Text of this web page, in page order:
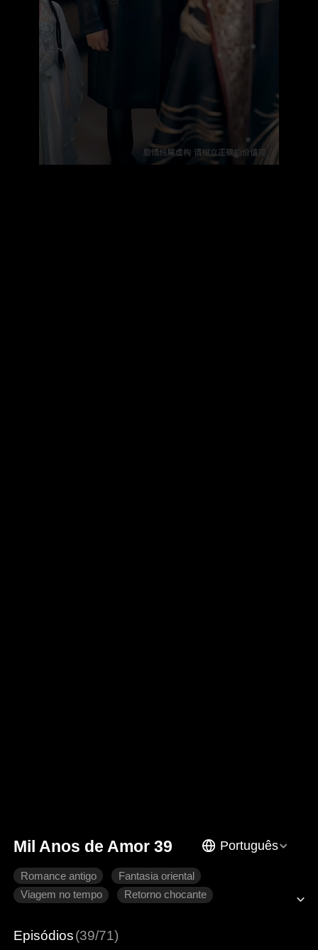
Mil Anos de Amor 39 Português
Romance antigo
Fantasia oriental
Viagem no tempo
Retorno chocante
Episódios(39/71)